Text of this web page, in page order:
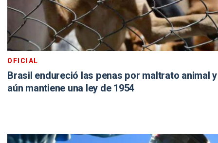
OFICIAL
Brasil endureció las penas por maltrato animal
aún mantiene una ley de 1954